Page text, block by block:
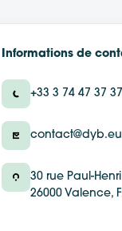
Informations de
+33 3 74 47 37 37
contact@dyb.eu
30 rue Paul-
26000 Valence,